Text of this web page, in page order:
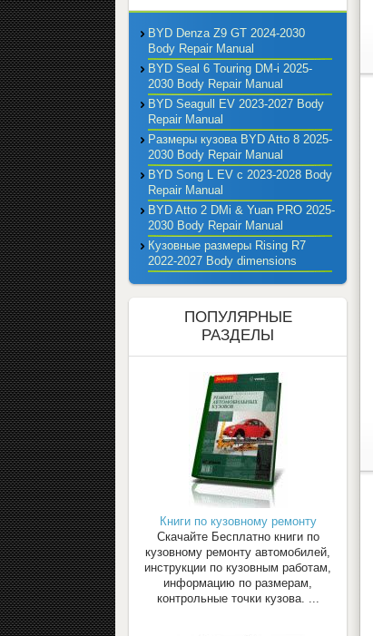
BYD Denza Z9 GT 2024-2030
Body Repair Manual
BYD Seal 6 Touring DM-i 2025-
2030 Body Repair Manual
BYD Seagull EV 2023-2027 Body
Repair Manual
Размеры кузова BYD Atto 8 2025-
2030 Body Repair Manual
BYD Song L EV с 2023-2028 Body
Repair Manual
BYD Atto 2 DMi & Yuan PRO 2025-
2030 Body Repair Manual
Кузовные размеры Rising R7
2022-2027 Body dimensions
ПОПУЛЯРНЫЕ
РАЗДЕЛЫ
Книги по кузовному ремонту
Скачайте Бесплатно книги по
кузовному ремонту автомобилей,
инструкции по кузовным работам,
информацию по размерам,
контрольные точки кузова. ...